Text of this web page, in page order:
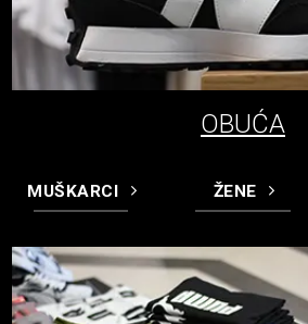
OBUĆA
MUŠKARCI ŽENE